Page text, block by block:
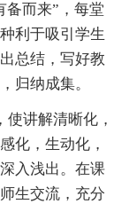
备而来”，每堂
利于吸引学生
总结，写好教
归纳成集。
讲解清晰化，
化，生动化，
入浅出。在课
生交流，充分